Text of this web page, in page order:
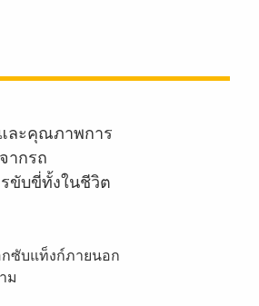
ละคุณภาพการ
ากรถ
ขับขี่ทั้งในชีวิต
กซับแท็งก์ภายนอก
ม